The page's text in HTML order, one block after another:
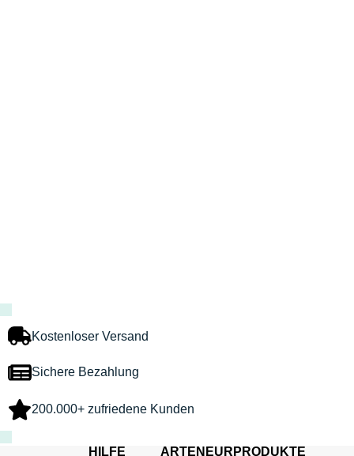
Kostenloser Versand
Sichere Bezahlung
200.000+ zufriedene Kunden
HILFE
ARTENEUR PRODUKTE